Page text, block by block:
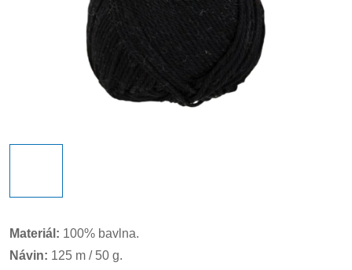
Materiál: 100% bavlna.
Návin: 125 m / 50 g.